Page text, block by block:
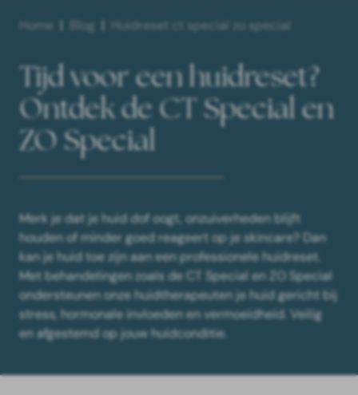
Home Blog Huidreset ct special zo special
Tijd voor een huidreset?
Ontdek de CT Special en
ZO Special
Merk je dat je huid dof oogt, onzuiverheden blijft
houden of minder goed reageert op je skincare? Dan
kan je huid toe zijn aan een professionele huidreset.
Met behandelingen zoals de CT Special en ZO Special
ondersteunen onze huidtherapeuten je huid gericht bij
stress, hormonale invloeden en vermoeidheid. Veilig
en afgestemd op jouw huidconditie.